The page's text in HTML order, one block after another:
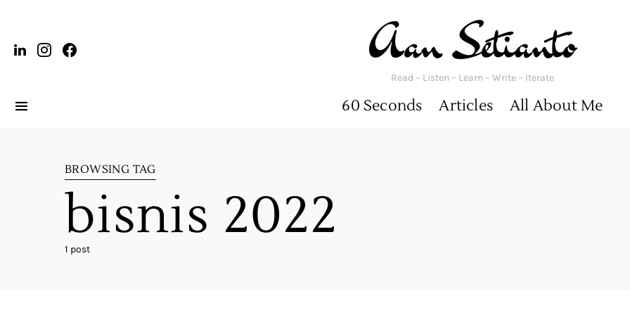
Read – Listen – Learn – Write – Iterate
60 Seconds Articles All About Me
BROWSING TAG
bisnis 2022
1 post